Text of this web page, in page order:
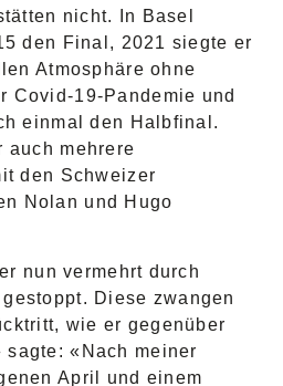
nicht. In Basel
den Final, 2021 siegte er
Atmosphäre ohne
Covid-19-Pandemie und
einmal den Halbfinal.
auch mehrere
den Schweizer
Nolan und Hugo
nun vermehrt durch
Diese zwangen
wie er gegenüber
«Nach meiner
April und einem